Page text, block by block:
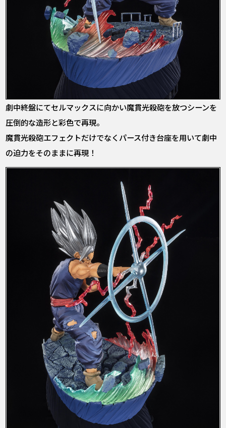
劇中終盤にてセルマックスに向かい魔貫光殺砲を放つシーンを
圧倒的な造形と彩色で再現。
魔貫光殺砲エフェクトだけでなくパース付き台座を用いて劇中
の迫力をそのままに再現！